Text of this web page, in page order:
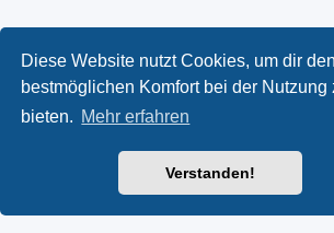
Diese Website nutzt Cookies, um dir den
bestmöglichen Komfort bei der Nutzung
bieten. Mehr erfahren
Verstanden!